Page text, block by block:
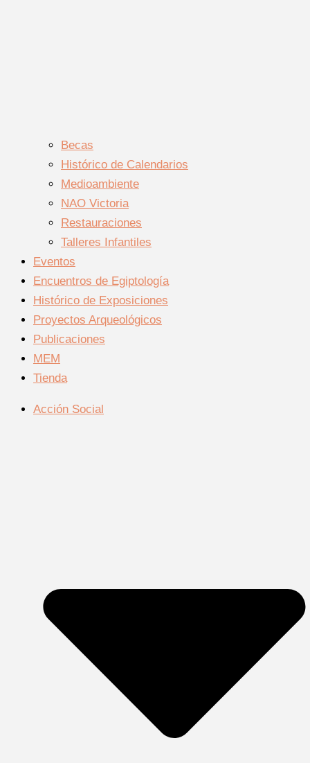
Becas
Histórico de Calendarios
Medioambiente
NAO Victoria
Restauraciones
Talleres Infantiles
Eventos
Encuentros de Egiptología
Histórico de Exposiciones
Proyectos Arqueológicos
Publicaciones
MEM
Tienda
Acción Social